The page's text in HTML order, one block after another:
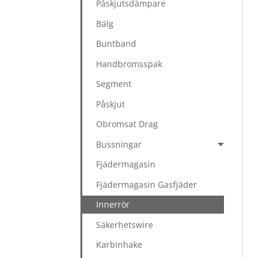
Påskjutsdämpare
Bälg
Buntband
Handbromsspak
Segment
Påskjut
Obromsat Drag
Bussningar
Fjädermagasin
Fjädermagasin Gasfjäder
Innerrör
Säkerhetswire
Karbinhake